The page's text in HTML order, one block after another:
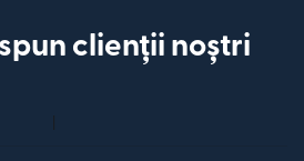
clienții noștri